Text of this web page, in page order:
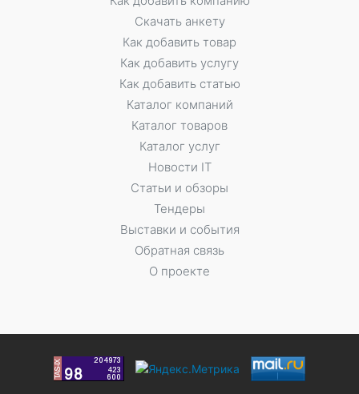
Скачать анкету
Как добавить товар
Как добавить услугу
Как добавить статью
Каталог компаний
Каталог товаров
Каталог услуг
Новости IT
Статьи и обзоры
Тендеры
Выставки и события
Обратная связь
О проекте